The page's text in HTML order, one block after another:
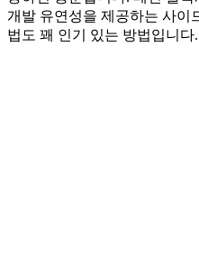
개발 유연성을 제공하는 사이
법도 꽤 인기 있는 방법입니다.